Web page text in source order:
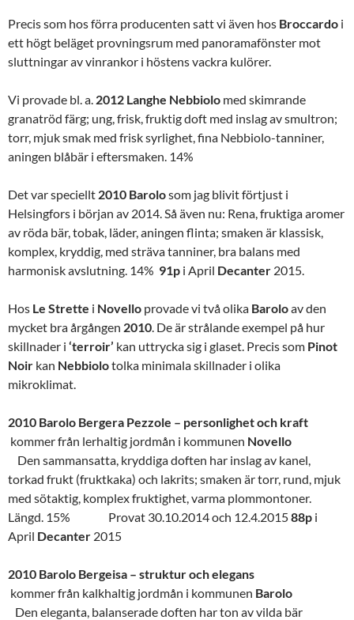
Precis som hos förra producenten satt vi även hos Broccardo i
ett högt beläget provningsrum med panoramafönster mot
sluttningar av vinrankor i höstens vackra kulörer.
Vi provade bl. a. 2012 Langhe Nebbiolo med skimrande
granatröd färg; ung, frisk, fruktig doft med inslag av smultron;
torr, mjuk smak med frisk syrlighet, fina Nebbiolo-tanniner,
aningen blåbär i eftersmaken. 14%
Det var speciellt 2010 Barolosom jag blivit förtjust i
Helsingfors i början av 2014. Så även nu: Rena, fruktiga aromer
av röda bär, tobak, läder, aningen flinta; smaken är klassisk,
komplex, kryddig, med sträva tanniner, bra balans med
harmonisk avslutning. 14% 91p i April Decanter 2015.
Hos Le Strette i Novello provade vi två olika Baroloav den
mycket bra årgången 2010 . De är strålande exempel på hur
skillnader i ‘terroir’ kan uttrycka sig i glaset. Precis som Pinot
Noir kan Nebbiolotolka minimala skillnader i olika
mikroklimat.
2010 Barolo Bergera Pezzole – personlighet och kraft
kommer från lerhaltig jordmån i kommunen Novello
Den sammansatta, kryddiga doften har inslag av kanel,
torkad frukt (fruktkaka) och lakrits; smaken är torr, rund, mjuk
med sötaktig, komplex fruktighet, varma plommontoner.
Längd. 15% Provat 30.10.2014 och 12.4.201588p i
April Decanter 2015
2010 Barolo Bergeisa – struktur och elegans
kommer från kalkhaltig jordmån i kommunen Barolo
Den eleganta, balanserade doften har ton av vilda bär